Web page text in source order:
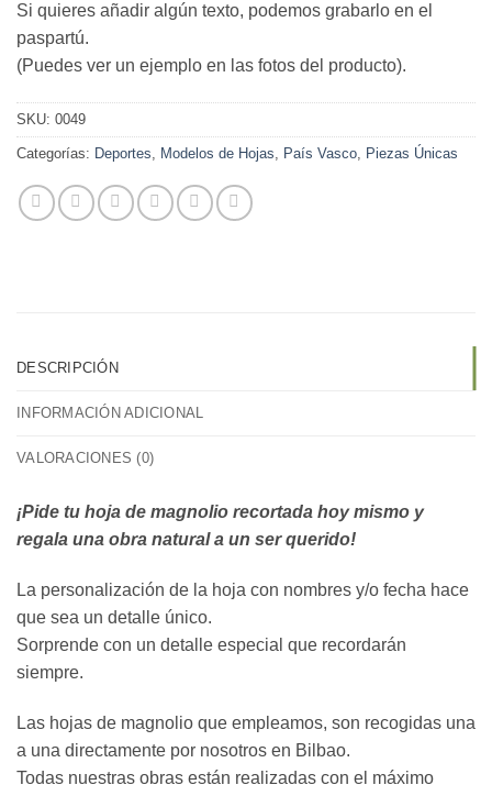
Si quieres añadir algún texto, podemos grabarlo en el
paspartú.
(Puedes ver un ejemplo en las fotos del producto).
SKU: 0049
Categorías: Deportes, Modelos de Hojas, País Vasco, Piezas Únicas
DESCRIPCIÓN
INFORMACIÓN ADICIONAL
VALORACIONES (0)
¡Pide tu hoja de magnolio recortada hoy mismo y
regala una obra natural a un ser querido!
La personalización de la hoja con nombres y/o fecha hace
que sea un detalle único.
Sorprende con un detalle especial que recordarán
siempre.
Las hojas de magnolio que empleamos, son recogidas una
a una directamente por nosotros en Bilbao.
Todas nuestras obras están realizadas con el máximo